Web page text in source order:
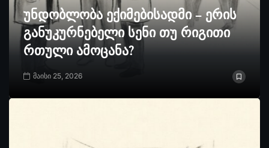
უნდობლობა ექიმებისადმი – ერის
განუკურნებელი სენი თუ რიგითი
რთული ამოცანა?
მაისი 25, 2026